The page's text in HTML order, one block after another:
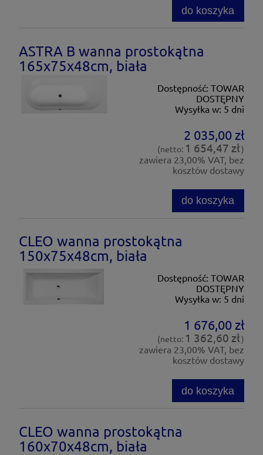
do koszyka
ASTRA B wanna prostokątna
165x75x48cm, biała
Dostępność: TOWAR
DOSTĘPNY
Wysyłka w: 5 dni
2 035,00 zł
(netto: 1 654,47 zł)
zawiera 23,00% VAT, bez
kosztów dostawy
do koszyka
CLEO wanna prostokątna
150x75x48cm, biała
Dostępność: TOWAR
DOSTĘPNY
Wysyłka w: 5 dni
1 676,00 zł
(netto: 1 362,60 zł)
zawiera 23,00% VAT, bez
kosztów dostawy
do koszyka
CLEO wanna prostokątna
160x70x48cm, biała